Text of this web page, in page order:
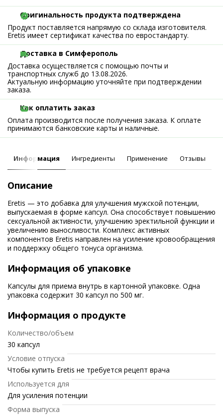
Оригинальность продукта подтверждена
Продукт поставляется напрямую со склада изготовителя.
Eretis имеет сертификат качества по евростандарту.
Доставка в Симферополь
Доставка осуществляется с помощью почты и
транспортных служб до 13.08.2026.
Актуальную информацию уточняйте при подтверждении
заказа.
Как оплатить заказ
Оплата производится после получения заказа. К оплате
принимаются банковские карты и наличные.
Информация Ингредиенты Применение Отзывы
Описание
Eretis — это добавка для улучшения мужской потенции,
выпускаемая в форме капсул. Она способствует повышению
сексуальной активности, улучшению эректильной функции и
увеличению выносливости. Комплекс активных
компонентов Eretis направлен на усиление кровообращения
и поддержку общего тонуса организма.
Информация об упаковке
Капсулы для приема внутрь в картонной упаковке. Одна
упаковка содержит 30 капсул по 500 мг.
Информация о продукте
Количество/объем
30 капсул
Условие отпуска
Чтобы купить Eretis не требуется рецепт врача
Используется для
Для усиления потенции
Форма выпуска